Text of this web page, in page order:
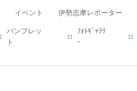
イベント 伊勢志摩レポーター
パンフレッ
ト
ﾌｫﾄｷﾞｬﾗﾘ
ｰ